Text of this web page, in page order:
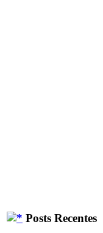
Posts Recentes